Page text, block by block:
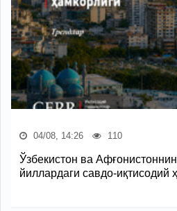
04/08, 14:26 110
Ўзбекистон ва
йиллардаги савдо-иқтисодий